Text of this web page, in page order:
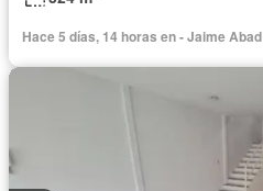
Hace 5 días, 14 horas en - Jaime Abad